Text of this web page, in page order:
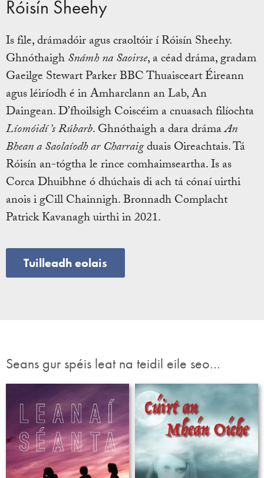
Róisín Sheehy
Is file, drámadóir agus craoltóir í Róisín Sheehy.
GhnóthaighSnámh na Saoirse, a céad dráma, gradam
Gaeilge Stewart Parker BBC Thuaisceart Éireann
agus léiríodh é in Amharclann an Lab, An
Daingean. D’fhoilsigh Coiscéim a cnuasach filíochta
Líomóidí ’s Rúbarb. Ghnóthaigh a dara drámaAn
Bhean a Saolaíodh ar Charraigduais Oireachtais. Tá
Róisín an-tógtha le rince comhaimseartha. Is as
Corca Dhuibhne ó dhúchais di ach tá cónaí uirthi
anois i gCill Chainnigh. Bronnadh Complacht
Patrick Kavanagh uirthi in 2021.
Tuilleadh eolais
Seans gur spéis leat na teidil eile seo…